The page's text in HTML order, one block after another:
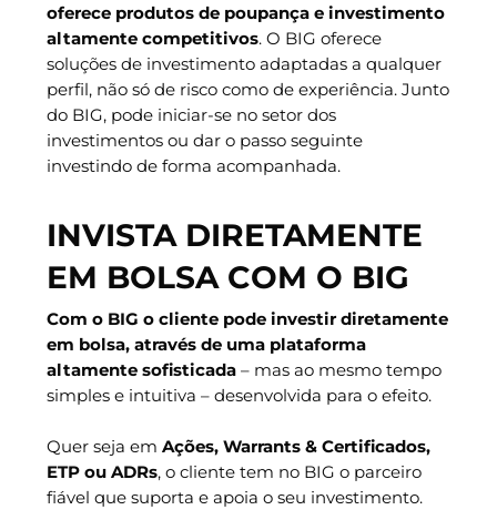
oferece produtos de poupança e investimento
altamente competitivos. O BIG oferece
soluções de investimento adaptadas a qualquer
perfil, não só de risco como de experiência. Junto
do BIG, pode iniciar-se no setor dos
investimentos ou dar o passo seguinte
investindo de forma acompanhada.
INVISTA DIRETAMENTE
EM BOLSA COM O BIG
Com o BIG o cliente pode investir diretamente
em bolsa, através de uma plataforma
altamente sofisticada– mas ao mesmo tempo
simples e intuitiva – desenvolvida para o efeito.
Quer seja em Ações, Warrants & Certificados,
ETP ou ADRs, o cliente tem no BIG o parceiro
fiável que suporta e apoia o seu investimento.